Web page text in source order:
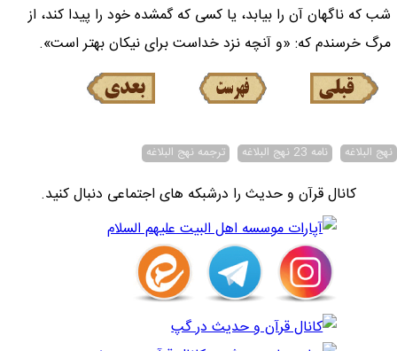
شب كه ناگهان آن را بيابد، يا كسى كه گمشده خود را پيدا كند، از
مرگ خرسندم كه: «و آنچه نزد خداست براى نيكان بهتر است».
نهج البلاغه نامه 23 نهج البلاغه ترجمه نهج البلاغه
کانال قرآن و حدیث را درشبکه های اجتماعی دنبال کنید.